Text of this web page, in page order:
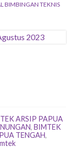
BIMBINGAN TEKNIS
ARSIP PAPUA
, BIMTEK
TENGAH,